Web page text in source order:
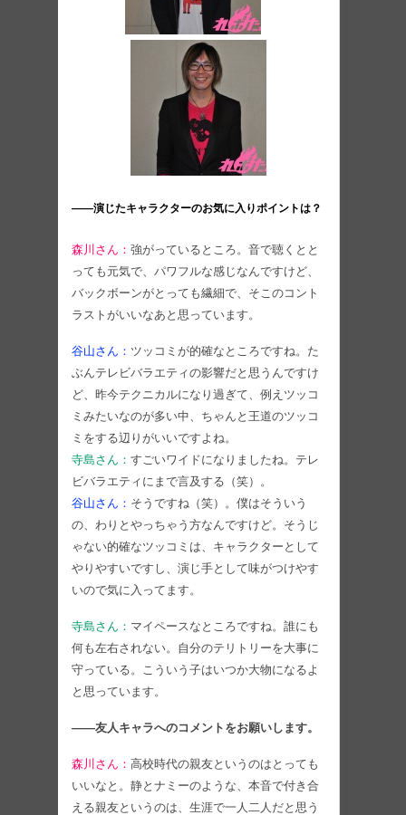
――演じたキャラクターのお気に入りポイントは？
森川さん： 強がっているところ。音で聴くとと
っても元気で、パワフルな感じなんですけど、
バックボーンがとっても繊細で、そこのコント
ラストがいいなあと思っています。
谷山さん： ツッコミが的確なところですね。た
ぶんテレビバラエティの影響だと思うんですけ
ど、昨今テクニカルになり過ぎて、例えツッコ
ミみたいなのが多い中、ちゃんと王道のツッコ
ミをする辺りがいいですよね。
寺島さん： すごいワイドになりましたね。テレ
ビバラエティにまで言及する（笑）。
谷山さん： そうですね（笑）。僕はそういう
の、わりとやっちゃう方なんですけど。そうじ
ゃない的確なツッコミは、キャラクターとして
やりやすいですし、演じ手として味がつけやす
いので気に入ってます。
寺島さん： マイペースなところですね。誰にも
何も左右されない。自分のテリトリーを大事に
守っている。こういう子はいつか大物になるよ
と思っています。
――友人キャラへのコメントをお願いします。
森川さん： 高校時代の親友というのはとっても
いいなと。静とナミーのような、本音で付き合
える親友というのは、生涯で一人二人だと思う